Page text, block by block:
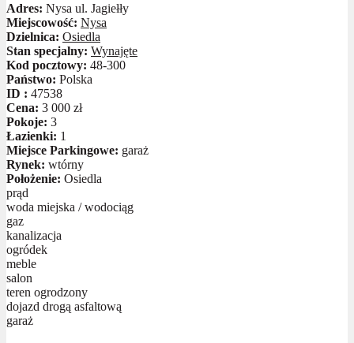
Adres: Nysa ul. Jagiełły
Miejscowość: Nysa
Dzielnica: Osiedla
Stan specjalny: Wynajęte
Kod pocztowy: 48-300
Państwo: Polska
ID : 47538
Cena: 3 000 zł
Pokoje: 3
Łazienki: 1
Miejsce Parkingowe: garaż
Rynek: wtórny
Położenie: Osiedla
prąd
woda miejska / wodociąg
gaz
kanalizacja
ogródek
meble
salon
teren ogrodzony
dojazd drogą asfaltową
garaż